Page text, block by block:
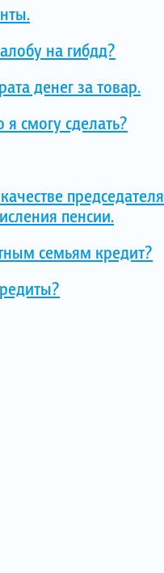
на гибдд?
денег за товар.
смогу сделать?
пенсии.
семьям кредит?